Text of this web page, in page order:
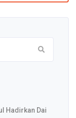
Hadirkan Dai